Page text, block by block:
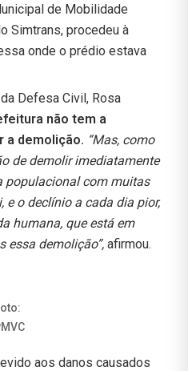
de Mobilidade
Simtrans, procedeu à
onde o prédio estava
Defesa Civil, Rosa
não tem a
a demolição. “Mas, como
de demolir imediatamente
populacional com muitas
e o declínio a cada dia pior,
humana, que está em
essa demolição”, afirmou.
aos danos causados